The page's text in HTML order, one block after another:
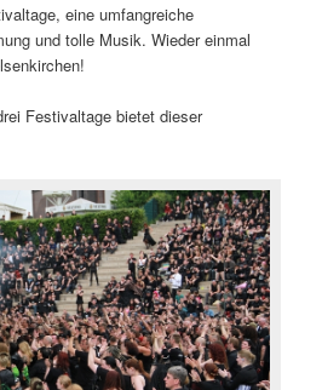
eine umfangreiche
und tolle Musik. Wieder einmal
Festivaltage bietet dieser